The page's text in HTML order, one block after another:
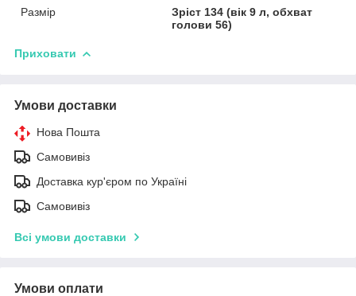
Размір
Зріст 134 (вік 9 л, обхват
голови 56)
Приховати
Умови доставки
Нова Пошта
Самовивіз
Доставка кур'єром по Україні
Самовивіз
Всі умови доставки
Умови оплати